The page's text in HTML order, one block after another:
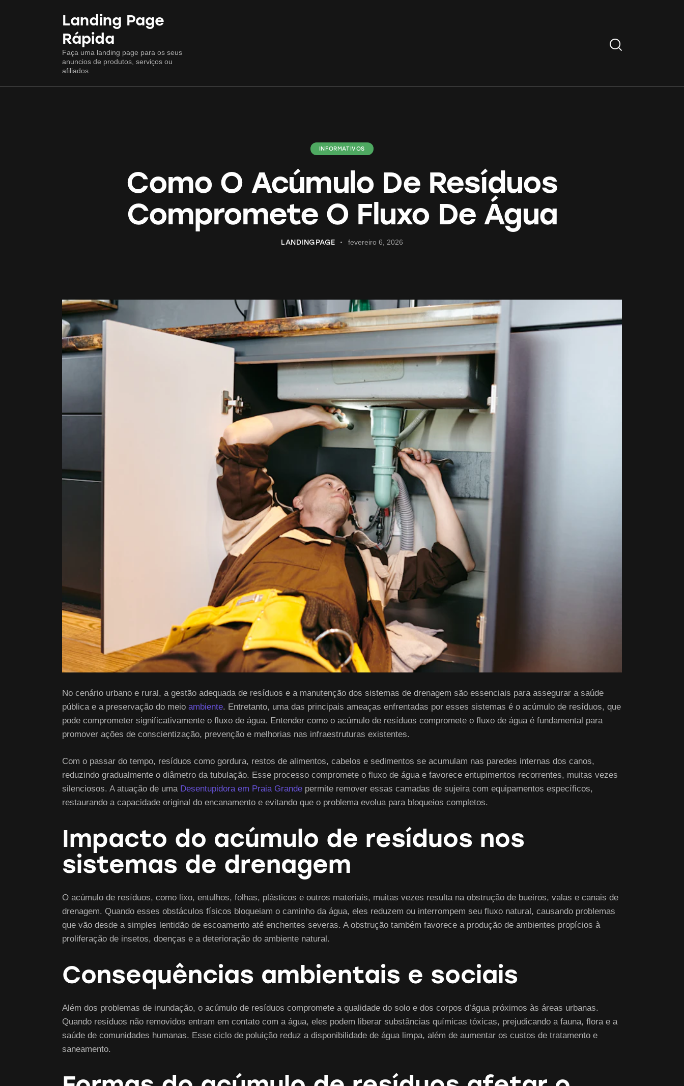
Landing Page
Rápida
Faça uma landing page para os seus
anuncios de produtos, serviços ou
afiliados.
Search
INFORMATIVOS
Como O Acúmulo De Resíduos
Compromete O Fluxo De Água
LANDINGPAGE fevereiro 6, 2026
No cenário urbano e rural, a gestão adequada de resíduos e a manutenção dos sistemas de drenagem são essenciais para assegurar a saúde
pública e a preservação do meio ambiente. Entretanto, uma das principais ameaças enfrentadas por esses sistemas é o acúmulo de resíduos, que
pode comprometer significativamente o fluxo de água. Entender como o acúmulo de resíduos compromete o fluxo de água é fundamental para
promover ações de conscientização, prevenção e melhorias nas infraestruturas existentes.
Com o passar do tempo, resíduos como gordura, restos de alimentos, cabelos e sedimentos se acumulam nas paredes internas dos canos,
reduzindo gradualmente o diâmetro da tubulação. Esse processo compromete o fluxo de água e favorece entupimentos recorrentes, muitas vezes
silenciosos. A atuação de uma Desentupidora em Praia Grande permite remover essas camadas de sujeira com equipamentos específicos,
restaurando a capacidade original do encanamento e evitando que o problema evolua para bloqueios completos.
Impacto do acúmulo de resíduos nos
sistemas de drenagem
O acúmulo de resíduos, como lixo, entulhos, folhas, plásticos e outros materiais, muitas vezes resulta na obstrução de bueiros, valas e canais de
drenagem. Quando esses obstáculos físicos bloqueiam o caminho da água, eles reduzem ou interrompem seu fluxo natural, causando problemas
que vão desde a simples lentidão de escoamento até enchentes severas. A obstrução também favorece a produção de ambientes propícios à
proliferação de insetos, doenças e a deterioração do ambiente natural.
Consequências ambientais e sociais
Além dos problemas de inundação, o acúmulo de resíduos compromete a qualidade do solo e dos corpos d’água próximos às áreas urbanas.
Quando resíduos não removidos entram em contato com a água, eles podem liberar substâncias químicas tóxicas, prejudicando a fauna, flora e a
saúde de comunidades humanas. Esse ciclo de poluição reduz a disponibilidade de água limpa, além de aumentar os custos de tratamento e
saneamento.